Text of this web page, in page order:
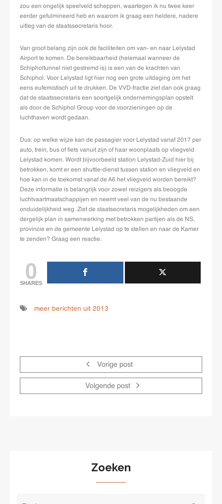
zou een ongelijk speelveld scheppen, waartegen ik nu twee keer
eerder gefulmineerd heb en waarom ik graag een heldere, nadere
uitleg van de staatssecretaris hoor.
Van groot belang zijn ook de faciliteiten om van- en naar Lelystad
Airport te komen. De bereikbaarheid (helemaal wanneer de
Schipholtunnel niet gestremd is) is een van de krachten van
Schiphol. Voor Lelystad ligt hier nog een grote uitdaging om het
eens eufemistisch uit te drukken. De VVD-fractie ziet dan ook graag
dat de staatssecretaris een soortgelijk ondernemingsplan opstelt
als door de Schiphol Group voor de voorzieningen op de
luchthaven wordt gedaan.
Dus: op welke wijze kan de passagier voor Lelystad vanaf 2017 per
auto, trein, bus of fiets vanuit zijn of haar woonplaats op vliegveld
Lelystad komen. Wordt bijvoorbeeld station Lelystad-Zuid hier bij
betrokken, komt er een shuttle-dienst tussen station en vliegveld en
hoe kan in de toekomst vanaf de A6 het vliegveld worden bereikt?
Deze informatie is belangrijk voor zowel reizigers als beoogde
luchtvaartmaatschappijen en neemt veel van de nu bestaande
onduidelijkheid weg. Ziet de staatsecretaris mogelijkheden om een
dergelijk plan in samenwerking met betrokken partijen als de NS,
provincie en de gemeente Lelystad op te stellen en naar de Kamer
te zenden? Graag een reactie.
0
SHARES
meer berichten uit 2013
Vorige post
Volgende post
Zoeken